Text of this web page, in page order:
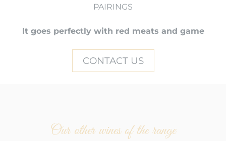
PAIRINGS
It goes perfectly with red meats and game
CONTACT US
Our other wines of the range